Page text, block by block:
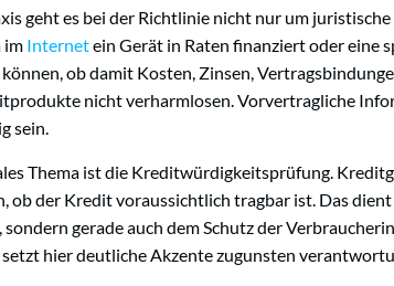
geht es bei der Richtlinie nicht nur um
im Internetein Gerät in Raten finanziert oder eine
ob damit Kosten, Zinsen,
nicht verharmlosen. Vorvertragliche
sein.
Thema ist die Kreditwürdigkeitsprüfung.
ob der Kredit voraussichtlich tragbar ist. Das
sondern gerade auch dem Schutz der
hier deutliche Akzente zugunsten